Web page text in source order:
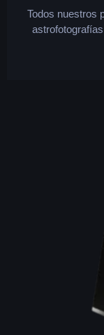
Todos nuestros